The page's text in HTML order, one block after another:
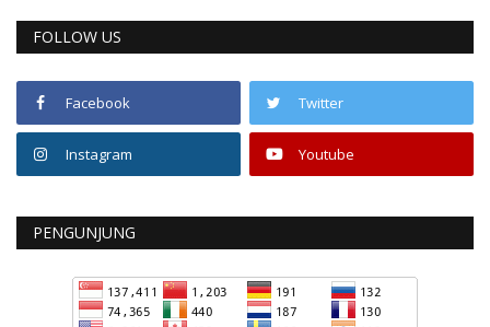
FOLLOW US
Facebook Twitter
Instagram Youtube
PENGUNJUNG